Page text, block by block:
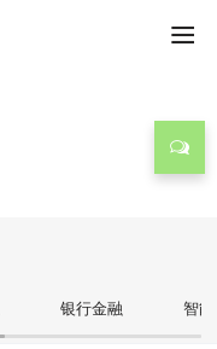
银行金融 智